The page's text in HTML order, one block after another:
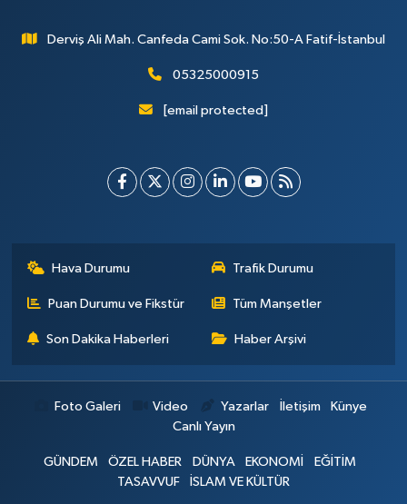
Derviş Ali Mah. Canfeda Cami Sok. No:50-A Fatif-İstanbul
05325000915
[email protected]
Hava Durumu Trafik Durumu
Puan Durumu ve Fikstür Tüm Manşetler
Son Dakika Haberleri Haber Arşivi
Foto Galeri Video Yazarlar İletişim
Künye
Canlı Yayın
GÜNDEM ÖZEL HABER DÜNYA EKONOMİ
EĞİTİM
TASAVVUF
İSLAM VE KÜLTÜR